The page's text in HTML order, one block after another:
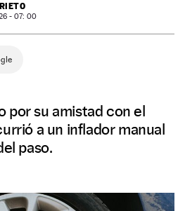
- 07: 00
por su amistad con el
a un inflador manual
paso.